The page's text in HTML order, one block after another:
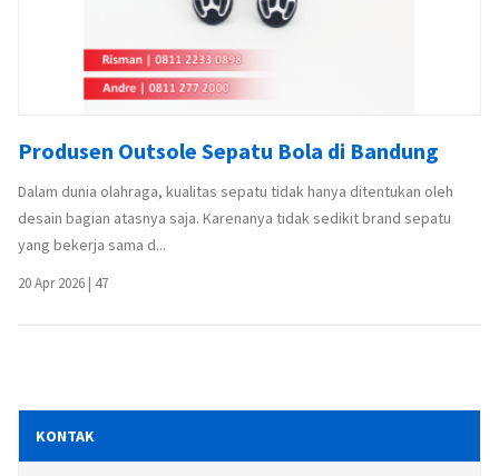
Produsen Outsole Sepatu Bola di Bandung
Dalam dunia olahraga, kualitas sepatu tidak hanya ditentukan oleh
desain bagian atasnya saja. Karenanya tidak sedikit brand sepatu
yang bekerja sama d...
20 Apr 2026 | 47
KONTAK